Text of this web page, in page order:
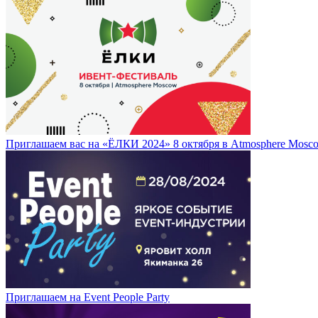
Приглашаем вас на «ЁЛКИ 2024» 8 октября в Atmosphere
Приглашаем на Event People Party